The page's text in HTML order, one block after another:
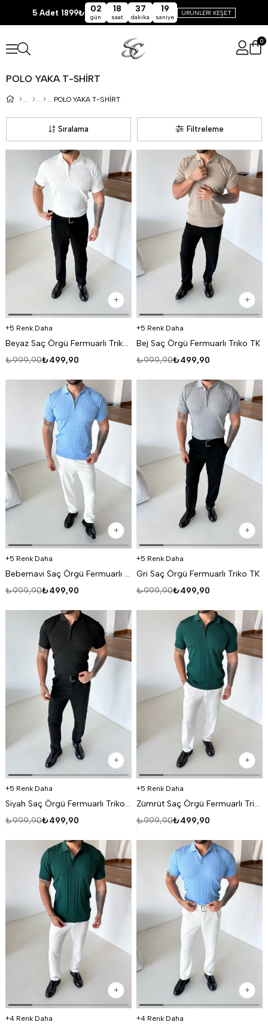
5 Adet 1899₺ 02
gün
18
saat
37
dakika
19
saniye
ÜRÜNLERİ KEŞET
0
POLO YAKA T-SHİRT
POLO YAKA T-SHİRT
Filtreleme
Sıralama
5 Renk Daha
Beyaz Saç Örgü Fermuarlı Triko TK
₺499,90
₺999,90
5 Renk Daha
Bej Saç Örgü Fermuarlı Triko TK
₺499,90
₺999,90
5 Renk Daha
Bebemavi Saç Örgü Fermuarlı Triko TK
₺499,90
₺999,90
5 Renk Daha
Gri Saç Örgü Fermuarlı Triko TK
₺499,90
₺999,90
5 Renk Daha
Siyah Saç Örgü Fermuarlı Triko TK
₺499,90
₺999,90
5 Renk Daha
Zümrüt Saç Örgü Fermuarlı Triko TK
₺499,90
₺999,90
4 Renk Daha 4 Renk Daha